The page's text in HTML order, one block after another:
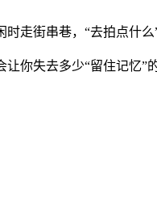
走街串巷，“去拍点什
你失去多少“留住记忆”